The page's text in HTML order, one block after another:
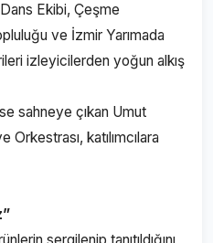
Ekibi, Çeşme
ve İzmir Yarımada
izleyicilerden yoğun alkış
sahneye çıkan Umut
katılımcılara